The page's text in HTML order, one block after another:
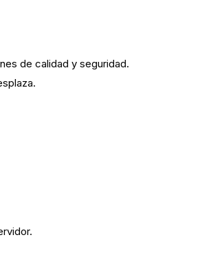
de calidad y seguridad.